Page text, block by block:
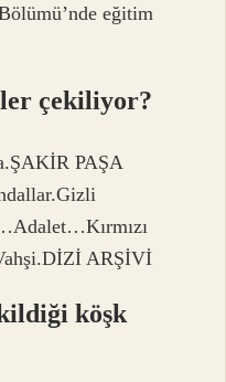
eğitim
çekiliyor?
PAŞA
ARŞİVİ
köşk